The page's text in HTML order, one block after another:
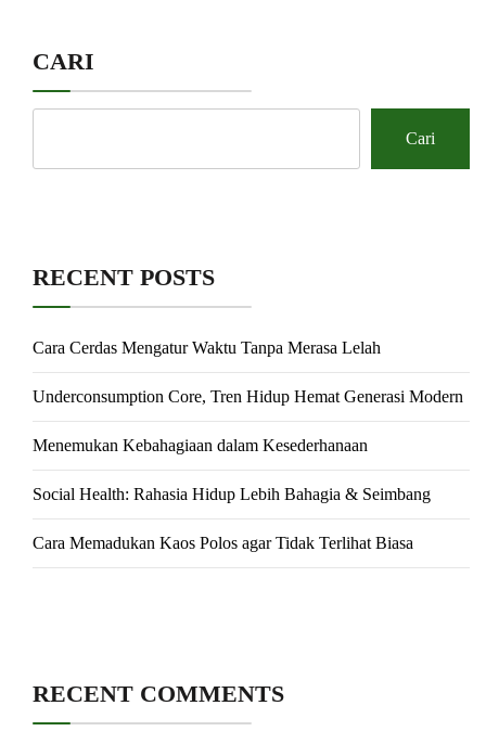
CARI
Cari
RECENT POSTS
Cara Cerdas Mengatur Waktu Tanpa Merasa Lelah
Underconsumption Core, Tren Hidup Hemat Generasi Modern
Menemukan Kebahagiaan dalam Kesederhanaan
Social Health: Rahasia Hidup Lebih Bahagia & Seimbang
Cara Memadukan Kaos Polos agar Tidak Terlihat Biasa
RECENT COMMENTS